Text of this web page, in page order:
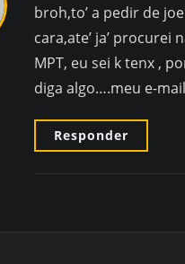
broh,to’ a pedir de
cara,ate’ ja’ procurei
MPT, eu sei k tenx ,
diga algo….meu e-
Responder